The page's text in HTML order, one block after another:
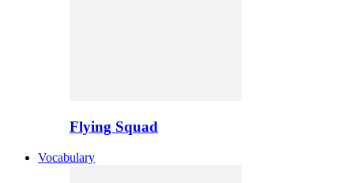
Flying Squad
Vocabulary